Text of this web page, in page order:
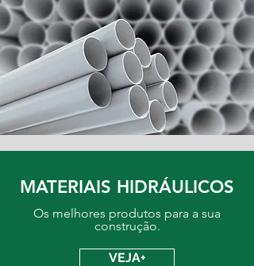
MATERIAIS HIDRÁULICOS
Os melhores produtos para a sua
construção.
VEJA+